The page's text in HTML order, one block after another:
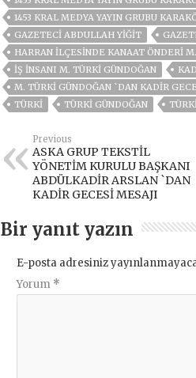
1453 KRAL MEDYA YAYIN GRUBU
GAZETECİ ABDULLAH YİĞİT
HARRAN İLÇESINDE KANAAT ÖNDERI
IŞ INSANI M. TÜRKI GÜNDOĞAN
M. TÜRKI GÜNDOĞAN `DAN KADIR
TÜRKI
TÜRKI GÜNDOĞAN
Previous
ASKA GRUP TEKSTİL
YÖNETİM KURULU BAŞKANI
ABDÜLKADİR ARSLAN `DAN
KADİR GECESİ MESAJI
Bir yanıt yazın
E-posta adresiniz
Yorum *